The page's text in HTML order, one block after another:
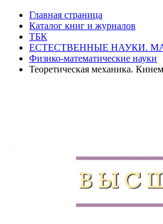
Главная страница
Каталог книг и журналов
ТБК
ЕСТЕСТВЕННЫЕ НАУКИ.
Физико-математические науки
Теоретическая механика.